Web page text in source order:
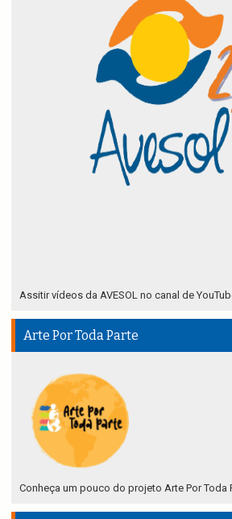
Assitir vídeos da AVESOL no canal de
Arte Por Toda Parte
Conheça um pouco do projeto Arte Por Toda